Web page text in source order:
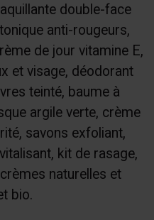
double-face
anti-rougeurs,
de jour vitamine E,
et visage, déodorant
teinté, baume à
argile verte, crème
savons exfoliant,
kit de rasage,
naturelles et
bio.